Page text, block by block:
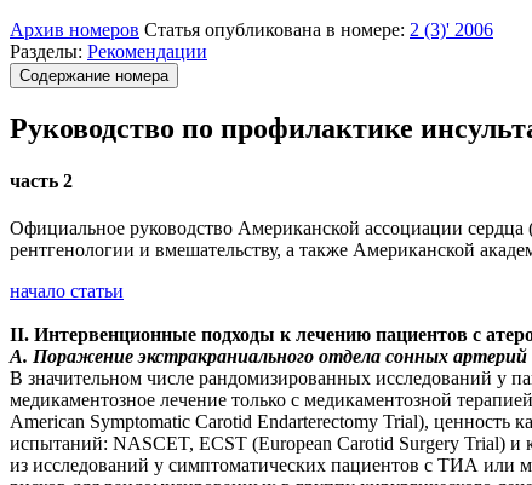
Архив номеров Статья опубликована в номере: 2 (3)' 2006
Разделы: Рекомендации
Содержание номера
Руководство по профилактике
часть 2
Официальное руководство Американской ассоциации
рентгенологии и вмешательству, а также Американской
начало статьи
II. Интервенционные подходы к лечению пациентов с
A. Поражение экстракраниального отдела сонных артерий
В значительном числе рандомизированных исследований у
медикаментозное лечение только с медикаментозной
American Symptomatic Carotid Endarterectomy Trial), ценность
испытаний: NASCET, ECST (European Carotid Surgery Trial) и
из исследований у симптоматических пациентов с ТИА или